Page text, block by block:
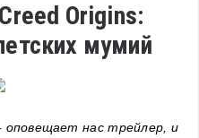
Origins:
мумий
оповещает нас трейлер, и